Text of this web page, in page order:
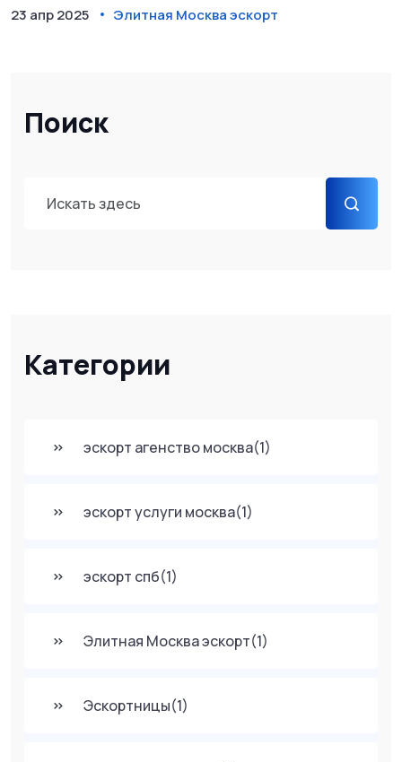
Поиск
Категории
эскорт агенство москва(1)
эскорт услуги москва(1)
эскорт спб(1)
Элитная Москва эскорт(1)
Эскортницы(1)
домыслов — только актуальные факты на 2025 год.
23 апр 2025 Элитная Москва эскорт